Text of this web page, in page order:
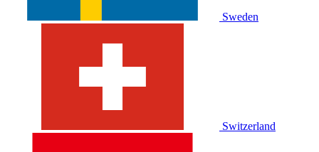
Sweden
Switzerland